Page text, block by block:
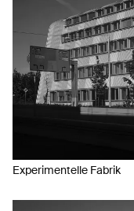
Experimentelle Fabrik